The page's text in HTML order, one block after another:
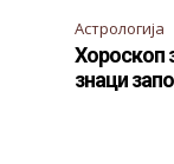
Астрологија
Хороскоп
знаци